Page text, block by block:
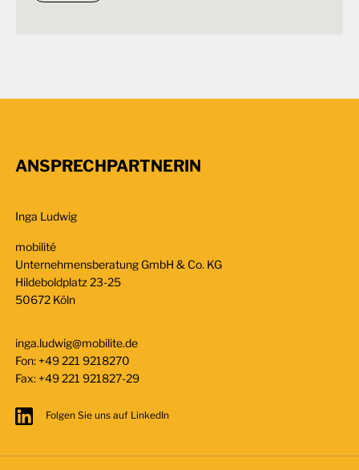
ANSPRECHPARTNERIN
Inga Ludwig
mobilité
Unternehmensberatung GmbH & Co. KG
Hildeboldplatz 23-25
50672 Köln
inga.ludwig@mobilite.de
Fon: +49 221 9218270
Fax: +49 221 921827-29
Folgen Sie uns auf LinkedIn